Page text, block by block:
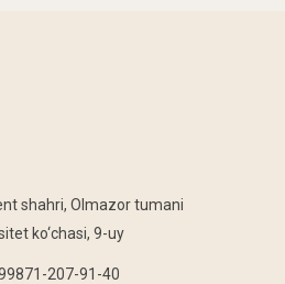
shahri, Olmazor tumani
ko‘chasi, 9-uy
207-91-40